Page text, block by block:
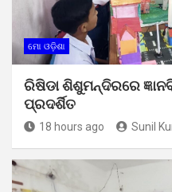
ମୋ ଓଡ଼ିଶା
ରିଷିଡା ଶିଶୁମନ୍ଦିରରେ
ପ୍ରଦର୍ଶିତ
18 hours ago Sunil